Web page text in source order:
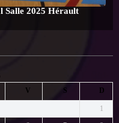
Salle 2025 Hérault
V S D
1